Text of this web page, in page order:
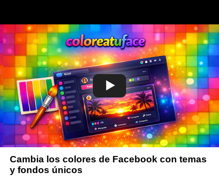
Cambia los colores de Facebook con temas
y fondos únicos